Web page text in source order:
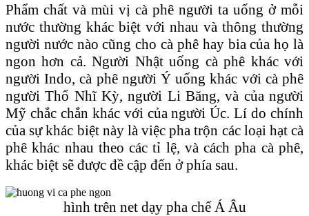
Phẩm chất và mùi vị cà phê người ta uống ở mỗi
nước thường khác biệt với nhau và thông thường
người nước nào cũng cho cà phê hay bia của họ là
ngon hơn cả. Người Nhật uống cà phê khác với
người Indo, cà phê người Ý uống khác với cà phê
người Thổ Nhĩ Kỳ, người Li Băng, và của người
Mỹ chắc chắn khác với của người Úc. Lí do chính
của sự khác biệt này là việc pha trộn các loại hạt cà
phê khác nhau theo các tỉ lệ, và cách pha cà phê,
khác biệt sẽ được đề cập đến ở phía sau.
hình trên net dạy pha chế Á Âu